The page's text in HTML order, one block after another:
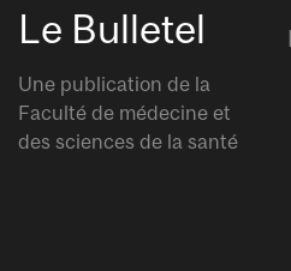
Le Bulletel
Une publication de la
Faculté de médecine et
des sciences de la santé